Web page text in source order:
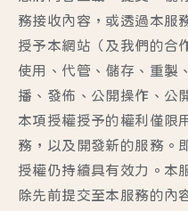
務接收內容，或透過本服
授予本網站（及我們的合
使用、代管、儲存、重製
播、發佈、公開操作、公
本項授權授予的權利僅限
務，以及開發新的服務。
授權仍持續具有效力。本
除先前提交至本服務的內